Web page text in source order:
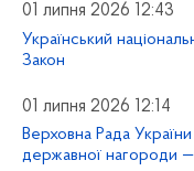
01 липня 2026 12:43
Український
Закон
01 липня 2026 12:14
Верховна Рада
державної нагороди